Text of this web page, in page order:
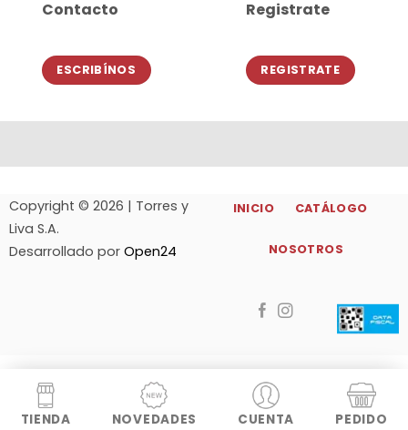
Contacto
ESCRIBÍNOS
Registrate
REGISTRATE
Copyright © 2026 | Torres y
Liva S.A.
Desarrollado por Open24
INICIO CATÁLOGO
NOSOTROS
TIENDA NOVEDADES CUENTA PEDIDO